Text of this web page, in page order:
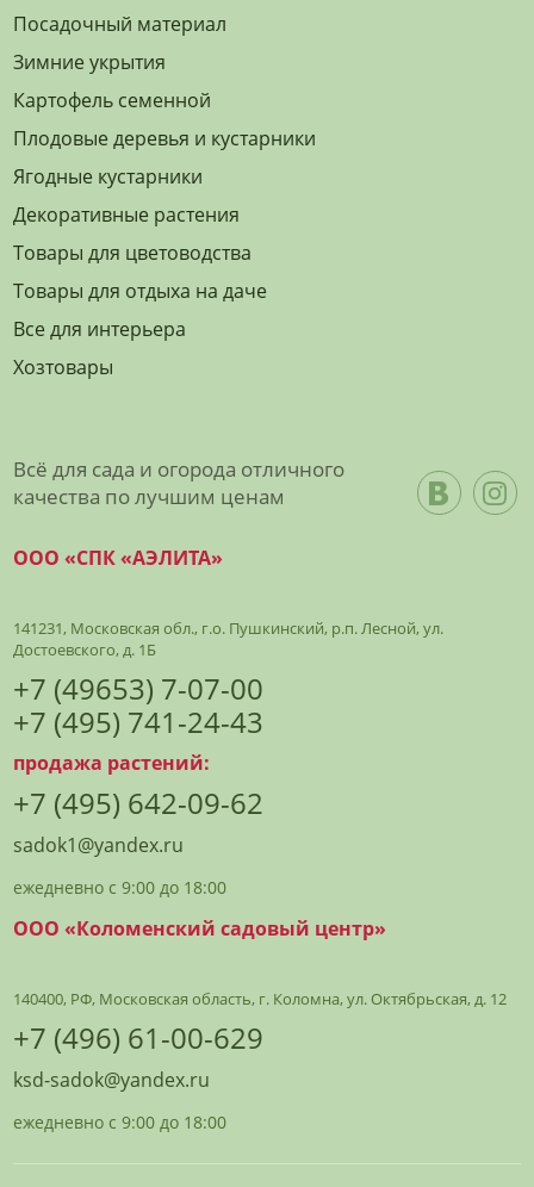
Посадочный материал
Зимние укрытия
Картофель семенной
Плодовые деревья и кустарники
Ягодные кустарники
Декоративные растения
Товары для цветоводства
Товары для отдыха на даче
Все для интерьера
Хозтовары
Всё для сада и огорода отличного
качества по лучшим ценам
ООО «СПК «АЭЛИТА»
141231, Московская обл., г.о. Пушкинский, р.п. Лесной, ул.
Достоевского, д. 1Б
+7 (49653) 7-07-00
+7 (495) 741-24-43
продажа растений:
+7 (495) 642-09-62
sadok1@yandex.ru
ежедневно с 9:00 до 18:00
ООО «Коломенский садовый центр»
140400, РФ, Московская область, г. Коломна, ул. Октябрьская, д. 12
+7 (496) 61-00-629
ksd-sadok@yandex.ru
ежедневно с 9:00 до 18:00